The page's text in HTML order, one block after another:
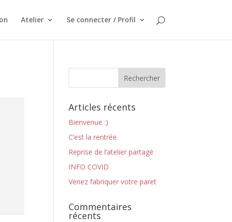
Atelier Se connecter / Profil
Articles récents
Bienvenue :)
C’est la rentrée
Reprise de l’atelier partagé
INFO COVID
Venez fabriquer votre paret
Commentaires
récents